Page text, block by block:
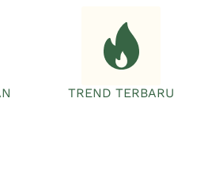
TREND TERBARU